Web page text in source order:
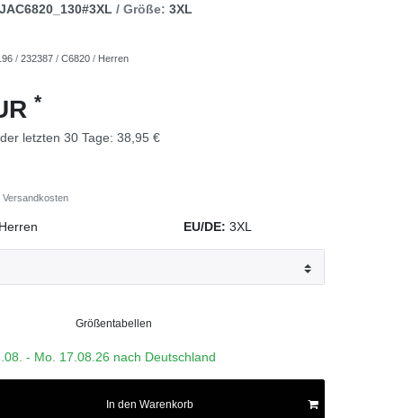
JAC6820_130#3XL / Größe: 3XL
/ 232387 / C6820 / Herren
*
letzten 30 Tage: 38,95 €
Versandkosten
EU/DE: 3XL
Größentabellen
- Mo. 17.08.26 nach Deutschland
In den Warenkorb